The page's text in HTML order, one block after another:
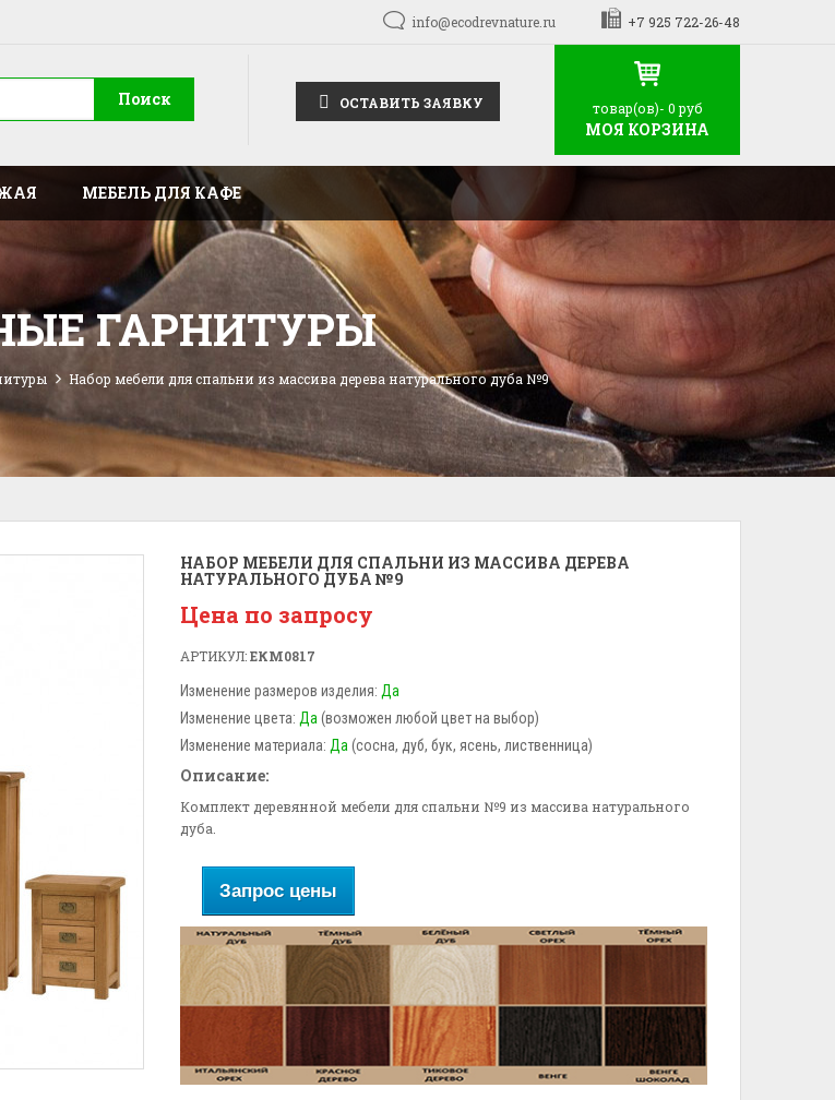
info@ecodrevnature.ru +7 925 722-26-48
Поиск ОСТАВИТЬ ЗАЯВКУ товар(ов)- 0 руб
МОЯ КОРЗИНА
МЕБЕЛЬ ДЛЯ КАФЕ
ГАРНИТУРЫ
Набор мебели для спальни из массива дерева натурального дуба №9
НАБОР МЕБЕЛИ ДЛЯ СПАЛЬНИ ИЗ МАССИВА ДЕРЕВА
НАТУРАЛЬНОГО ДУБА №9
Цена по запросу
АРТИКУЛ:ЕКМ0817
Изменение размеров изделия: Да
Изменение цвета: Да (возможен любой цвет на выбор)
Изменение материала: Да (сосна, дуб, бук, ясень, лиственница)
Описание:
Комплект деревянной мебели для спальни №9 из массива натурального
дуба.
Запрос цены